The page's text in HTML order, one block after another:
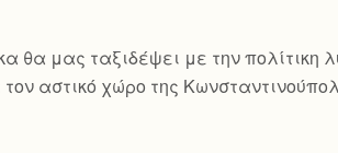
θα μας ταξιδέψει με την πολίτικη
αστικό χώρο της